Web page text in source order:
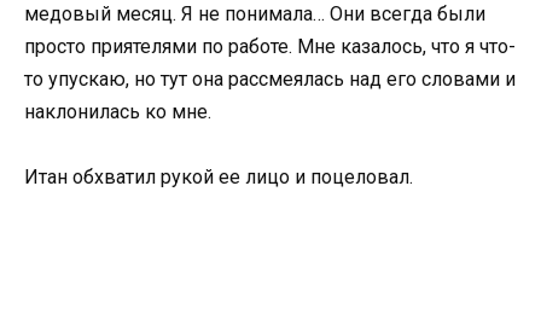
медовый месяц. Я не понимала… Они всегда были
просто приятелями по работе. Мне казалось, что я что-
то упускаю, но тут она рассмеялась над его словами и
наклонилась ко мне.
Итан обхватил рукой ее лицо и поцеловал.